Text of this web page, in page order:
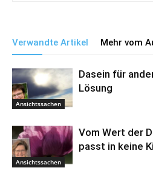
Verwandte Artikel Mehr vom
Ansichtssachen
Dasein für
Lösung
Ansichtssachen
Vom Wert der
passt in keine